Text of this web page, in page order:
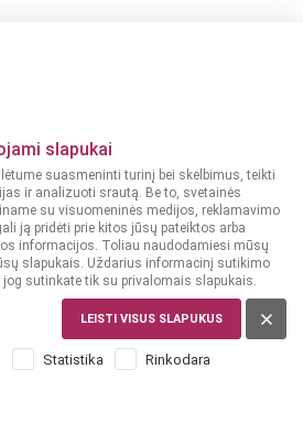
slapukai
suasmeninti turinį bei skelbimus, teikti
ir analizuoti srautą. Be to, svetainės
su visuomeninės medijos, reklamavimo
ją pridėti prie kitos jūsų pateiktos arba
informacijos. Toliau naudodamiesi mūsų
slapukais. Uždarius informacinį sutikimo
sutinkate tik su privalomais slapukais.
LEISTI VISUS SLAPUKUS
Statistika Rinkodara
0,75 L